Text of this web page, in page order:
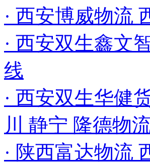
· 西安博威物流
· 西安双生鑫文
线
· 西安双生华健
川 静宁 隆德物
· 陕西富达物流